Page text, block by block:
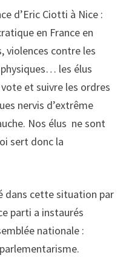
d’Eric Ciotti à Nice :
en France en
violences contre les
les élus
et suivre les ordres
nervis d’extrême
Nos élus ne sont
sert donc la
dans cette situation par
parti a instaurés
nationale :